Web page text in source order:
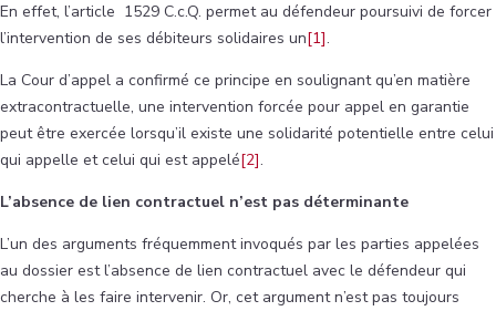
En effet, l’article 1529 C.c.Q. permet au défendeur poursuivi de forcer
l’intervention de ses débiteurs solidaires un[1].
La Cour d’appel a confirmé ce principe en soulignant qu’en matière
extracontractuelle, une intervention forcée pour appel en garantie
peut être exercée lorsqu’il existe une solidarité potentielle entre celui
qui appelle et celui qui est appelé[2].
L’absence de lien contractuel n’est pas déterminante
L’un des arguments fréquemment invoqués par les parties appelées
au dossier est l’absence de lien contractuel avec le défendeur qui
cherche à les faire intervenir. Or, cet argument n’est pas toujours